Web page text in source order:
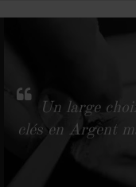
Un large
clés en Argent